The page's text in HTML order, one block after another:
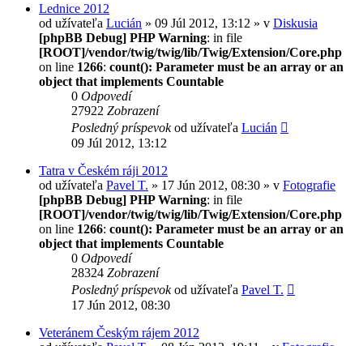
Lednice 2012
od užívateľa Lucián » 09 Júl 2012, 13:12 » v Diskusia
[phpBB Debug] PHP Warning: in file
[ROOT]/vendor/twig/twig/lib/Twig/Extension/Core.php
on line 1266: count(): Parameter must be an array or an
object that implements Countable
0 Odpovedí
27922 Zobrazení
Posledný príspevokod užívateľa Lucián
09 Júl 2012, 13:12
Tatra v Českém ráji 2012
od užívateľa Pavel T. » 17 Jún 2012, 08:30 » v Fotografie
[phpBB Debug] PHP Warning: in file
[ROOT]/vendor/twig/twig/lib/Twig/Extension/Core.php
on line 1266: count(): Parameter must be an array or an
object that implements Countable
0 Odpovedí
28324 Zobrazení
Posledný príspevokod užívateľa Pavel T.
17 Jún 2012, 08:30
Veteránem Českým rájem 2012